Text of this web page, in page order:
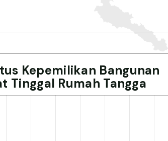
Kepemilikan Bangunan
Tinggal Rumah Tangga